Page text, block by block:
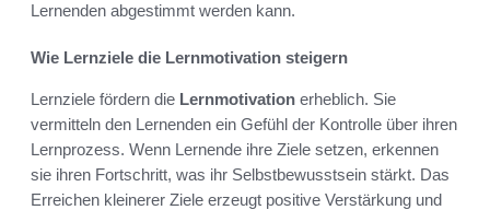
Lernenden abgestimmt werden kann.
Wie Lernziele die Lernmotivation steigern
Lernziele fördern die Lernmotivation erheblich. Sie
vermitteln den Lernenden ein Gefühl der Kontrolle über ihren
Lernprozess. Wenn Lernende ihre Ziele setzen, erkennen
sie ihren Fortschritt, was ihr Selbstbewusstsein stärkt. Das
Erreichen kleinerer Ziele erzeugt positive Verstärkung und